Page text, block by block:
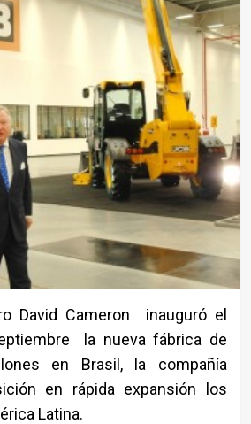
David Cameron inauguró el
la nueva fábrica de
en Brasil, la compañía
en rápida expansión los
Latina.